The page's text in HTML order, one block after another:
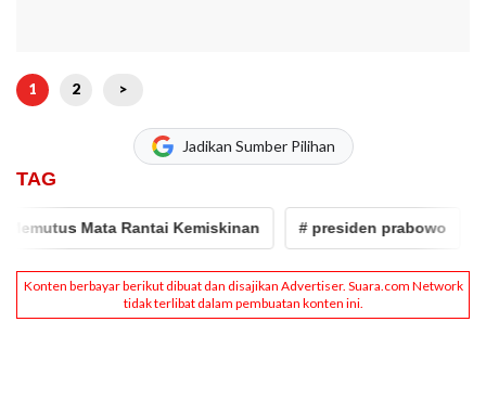
1 2 >
Jadikan Sumber Pilihan
TAG
Mata Rantai Kemiskinan # presiden prabowo